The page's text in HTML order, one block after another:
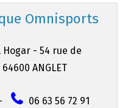
Omnisports
- 54 rue de
ANGLET
06 63 56 72 91